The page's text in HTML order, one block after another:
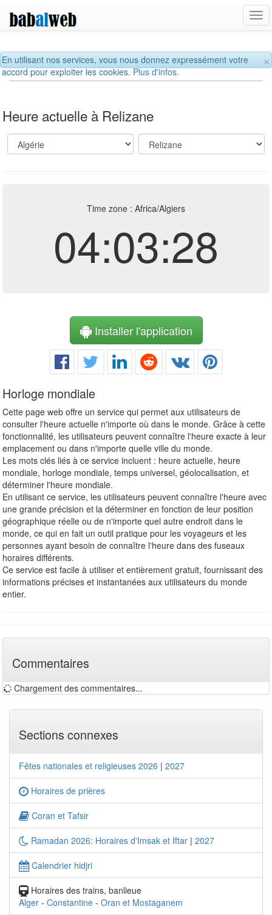
×
En utilisant nos services, vous nous donnez expressément votre
accord pour exploiter les cookies.Plus d'infos.
Heure actuelle à Relizane
Time zone : Africa/Algiers
04:03:28
Installer l'application
Horloge mondiale
Cette page web offre un service qui permet aux utilisateurs de
consulter l'heure actuelle n'importe où dans le monde. Grâce à cette
fonctionnalité, les utilisateurs peuvent connaître l'heure exacte à leur
emplacement ou dans n'importe quelle ville du monde.
Les mots clés liés à ce service incluent : heure actuelle, heure
mondiale, horloge mondiale, temps universel, géolocalisation, et
déterminer l'heure mondiale.
En utilisant ce service, les utilisateurs peuvent connaître l'heure avec
une grande précision et la déterminer en fonction de leur position
géographique réelle ou de n'importe quel autre endroit dans le
monde, ce qui en fait un outil pratique pour les voyageurs et les
personnes ayant besoin de connaître l'heure dans des fuseaux
horaires différents.
Ce service est facile à utiliser et entièrement gratuit, fournissant des
informations précises et instantanées aux utilisateurs du monde
entier.
Commentaires
Chargement des commentaires...
Sections connexes
Fêtes nationales et religieuses 2026 | 2027
Horaires de prières
Coran et Tafsir
Ramadan 2026: Horaires d'Imsak et Iftar | 2027
Calendrier hidjri
Horaires des trains, banlieue
Alger - Constantine - Oran et Mostaganem